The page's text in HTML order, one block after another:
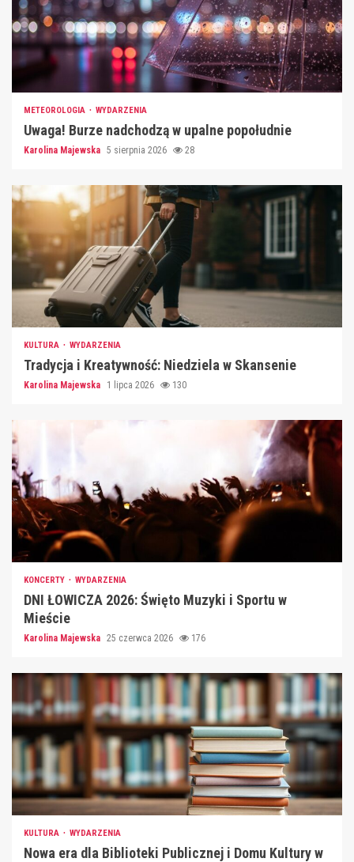
METEOROLOGIA WYDARZENIA
Uwaga! Burze nadchodzą w upalne popołudnie
Karolina Majewska 5 sierpnia 2026 28
KULTURA WYDARZENIA
Tradycja i Kreatywność: Niedziela w Skansenie
Karolina Majewska 1 lipca 2026 130
KONCERTY WYDARZENIA
DNI ŁOWICZA 2026: Święto Muzyki i Sportu w
Mieście
Karolina Majewska 25 czerwca 2026 176
KULTURA WYDARZENIA
Nowa era dla Biblioteki Publicznej i Domu Kultury w